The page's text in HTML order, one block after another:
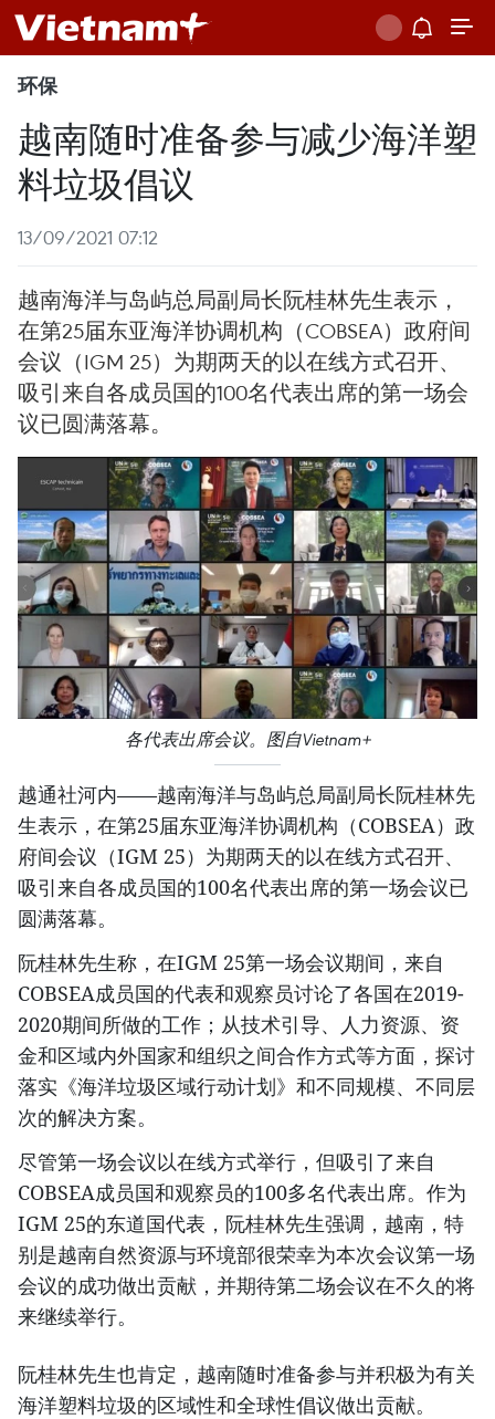
环保
越南随时准备参与减少海洋塑
料垃圾倡议
13/09/2021 07:12
越南海洋与岛屿总局副局长阮桂林先生表示，
在第25届东亚海洋协调机构（COBSEA）政府间
会议（IGM 25）为期两天的以在线方式召开、
吸引来自各成员国的100名代表出席的第一场会
议已圆满落幕。
各代表出席会议。图自Vietnam+
越通社河内——越南海洋与岛屿总局副局长阮桂林先
生表示，在第25届东亚海洋协调机构（COBSEA）政
府间会议（IGM 25）为期两天的以在线方式召开、
吸引来自各成员国的100名代表出席的第一场会议已
圆满落幕。
阮桂林先生称，在IGM 25第一场会议期间，来自
COBSEA成员国的代表和观察员讨论了各国在2019-
2020期间所做的工作；从技术引导、人力资源、资
金和区域内外国家和组织之间合作方式等方面，探讨
落实《海洋垃圾区域行动计划》和不同规模、不同层
次的解决方案。
尽管第一场会议以在线方式举行，但吸引了来自
COBSEA成员国和观察员的100多名代表出席。作为
IGM 25的东道国代表，阮桂林先生强调，越南，特
别是越南自然资源与环境部很荣幸为本次会议第一场
会议的成功做出贡献，并期待第二场会议在不久的将
来继续举行。
阮桂林先生也肯定，越南随时准备参与并积极为有关
海洋塑料垃圾的区域性和全球性倡议做出贡献。